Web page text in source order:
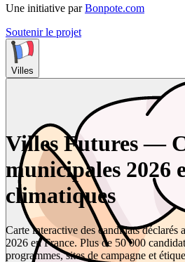
Une initiative par Bonpote.com
Soutenir le projet
Villes
Villes Futures —
municipales 2026
climatiques
Carte interactive des candidats déclarés
2026 en France. Plus de 50 000
programmes, sites de campagne et